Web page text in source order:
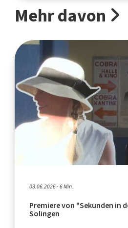
Mehr davon
03.06.2026 - 6 Min.
Premiere von "Sekunden in
Solingen